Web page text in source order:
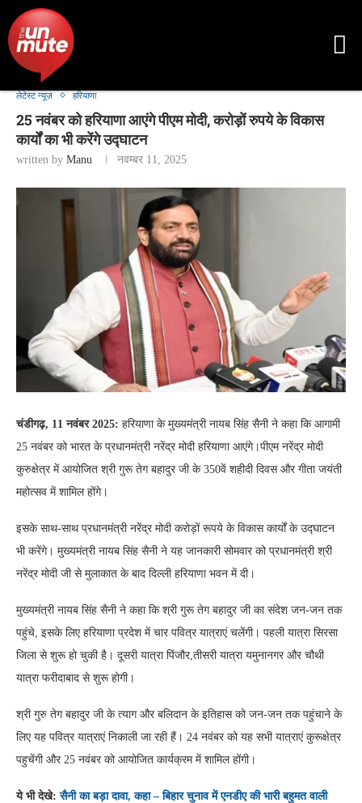
लेटेस्ट न्यूज़ हरियाणा
25 नवंबर को हरियाणा आएंगे पीएम मोदी, करोड़ों रुपये के विकास
कार्यों का भी करेंगे उद्घाटन
written by Manu नवम्बर 11, 2025
चंडीगढ़, 11 नवंबर 2025: हरियाणा के मुख्यमंत्री नायब सिंह सैनी ने कहा कि आगामी
25 नवंबर को भारत के प्रधानमंत्री नरेंद्र मोदी हरियाणा आएंगे।पीएम नरेंद्र मोदी
कुरुक्षेत्र में आयोजित श्री गुरू तेग बहादुर जी के 350वें शहीदी दिवस और गीता जयंती
महोत्सव में शामिल होंगे।
इसके साथ-साथ प्रधानमंत्री नरेंद्र मोदी करोड़ों रूपये के विकास कार्यों के उद्घाटन
भी करेंगे। मुख्यमंत्री नायब सिंह सैनी ने यह जानकारी सोमवार को प्रधानमंत्री श्री
नरेंद्र मोदी जी से मुलाकात के बाद दिल्ली हरियाणा भवन में दी।
मुख्यमंत्री नायब सिंह सैनी ने कहा कि श्री गुरू तेग बहादुर जी का संदेश जन-जन तक
पहुंचे, इसके लिए हरियाणा प्रदेश में चार पवित्र यात्राएं चलेंगी। पहली यात्रा सिरसा
जिला से शुरू हो चुकी है। दूसरी यात्रा पिंजौर,तीसरी यात्रा यमुनानगर और चौथी
यात्रा फरीदाबाद से शुरू होगी।
श्री गुरु तेग बहादुर जी के त्याग और बलिदान के इतिहास को जन-जन तक पहुंचाने के
लिए यह पवित्र यात्राएं निकाली जा रही हैं। 24 नवंबर को यह सभी यात्राएं कुरूक्षेत्र
पहुचेंगी और 25 नवंबर को आयोजित कार्यक्रम में शामिल होंगी।
ये भी देखे:सैनी का बड़ा दावा, कहा – बिहार चुनाव में एनडीए की भारी बहुमत वाली